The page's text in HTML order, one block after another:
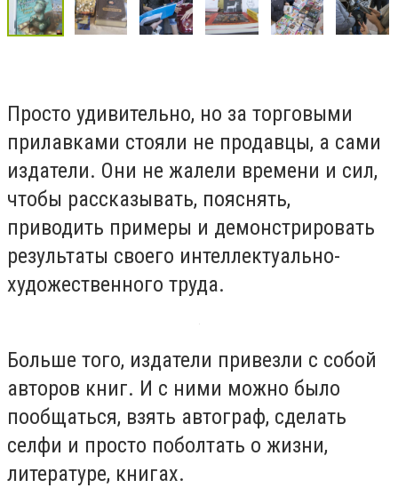
Просто удивительно, но за торговыми
прилавками стояли не продавцы, а сами
издатели. Они не жалели времени и сил,
чтобы рассказывать, пояснять,
приводить примеры и демонстрировать
результаты своего интеллектуально-
художественного труда.
Больше того, издатели привезли с собой
авторов книг. И с ними можно было
пообщаться, взять автограф, сделать
селфи и просто поболтать о жизни,
литературе, книгах.